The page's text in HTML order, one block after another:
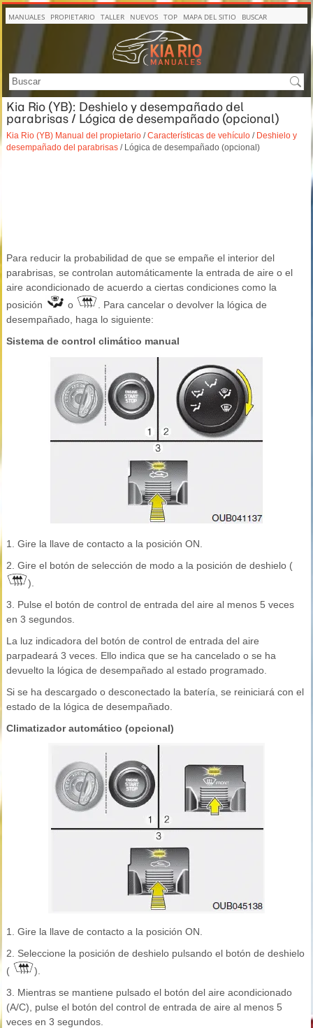
MANUALES PROPIETARIO TALLER NUEVOS TOP MAPA DEL SITIO BUSCAR
Kia Rio (YB): Deshielo y desempañado del
parabrisas / Lógica de desempañado (opcional)
Kia Rio (YB) Manual del propietario /Características de vehículo / Deshielo y
desempañado del parabrisas / Lógica de desempañado (opcional)
Para reducir la probabilidad de que se empañe el interior del
parabrisas, se controlan automáticamente la entrada de aire o el
aire acondicionado de acuerdo a ciertas condiciones como la
posición
o
. Para cancelar o devolver la lógica de
desempañado, haga lo siguiente:
Sistema de control climático manual
1. Gire la llave de contacto a la posición ON.
2. Gire el botón de selección de modo a la posición de deshielo (
).
3. Pulse el botón de control de entrada del aire al menos 5 veces
en 3 segundos.
La luz indicadora del botón de control de entrada del aire
parpadeará 3 veces. Ello indica que se ha cancelado o se ha
devuelto la lógica de desempañado al estado programado.
Si se ha descargado o desconectado la batería, se reiniciará con el
estado de la lógica de desempañado.
Climatizador automático (opcional)
1. Gire la llave de contacto a la posición ON.
2. Seleccione la posición de deshielo pulsando el botón de deshielo
(
).
3. Mientras se mantiene pulsado el botón del aire acondicionado
(A/C), pulse el botón del control de entrada de aire al menos 5
veces en 3 segundos.